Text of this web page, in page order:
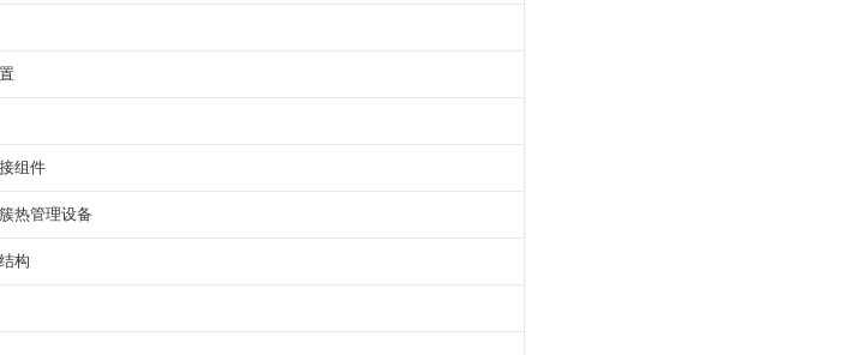
组件
热管理设备
构